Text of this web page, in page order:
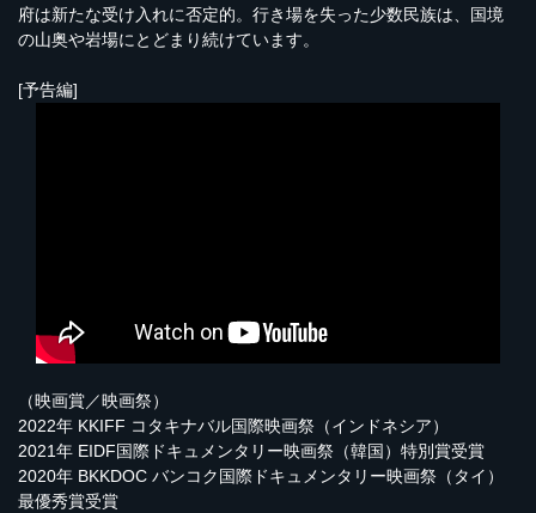
府は新たな受け入れに否定的。行き場を失った少数民族は、国境
の山奥や岩場にとどまり続けています。
[予告編]
（映画賞／映画祭）
2022年 KKIFF コタキナバル国際映画祭（インドネシア）
2021年 EIDF国際ドキュメンタリー映画祭（韓国）特別賞受賞
2020年 BKKDOC バンコク国際ドキュメンタリー映画祭（タイ）
最優秀賞受賞